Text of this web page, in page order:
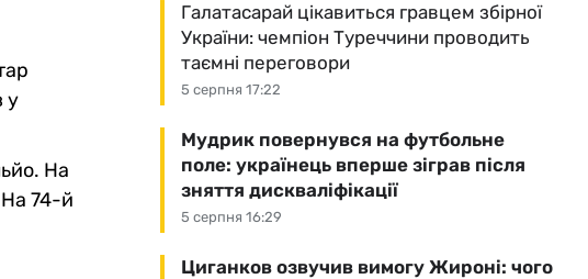
у
На
На 74-й
5 серпня 17:22
Галатасарай цікавиться гравцем збірної
України: чемпіон Туреччини проводить
таємні переговори
5 серпня 16:29
Мудрик повернувся на футбольне
поле: українець вперше зіграв після
зняття дискваліфікації
Циганков озвучив вимогу Жироні: чого